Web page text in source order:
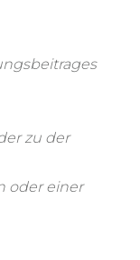
zu der
oder einer